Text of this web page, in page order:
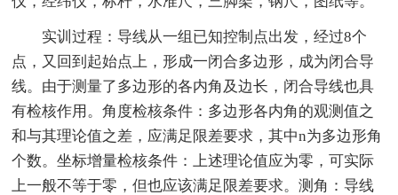
实训过程：导线从一组已知控制点出发，经过8个
点，又回到起始点上，形成一闭合多边形，成为闭合导
线。由于测量了多边形的各内角及边长，闭合导线也具
有检核作用。角度检核条件：多边形各内角的观测值之
和与其理论值之差，应满足限差要求，其中n为多边形角
个数。坐标增量检核条件：上述理论值应为零，可实际
上一般不等于零，但也应该满足限差要求。测角：导线